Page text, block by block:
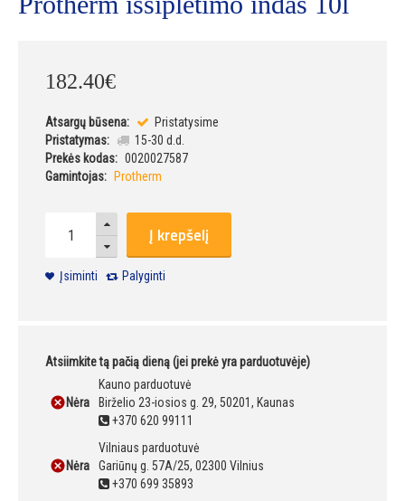
182.40€
Atsargų būsena:
Pristatysime
Pristatymas:
15-30 d.d.
Prekės kodas: 0020027587
Gamintojas:
Protherm
Į krepšelį
Įsiminti Palyginti
Atsiimkite tą pačią dieną (jei prekė yra parduotuvėje)
Nėra
Kauno parduotuvė
Birželio 23-iosios g. 29, 50201, Kaunas
+370 620 99111
Nėra
Vilniaus parduotuvė
Gariūnų g. 57A/25, 02300 Vilnius
+370 699 35893